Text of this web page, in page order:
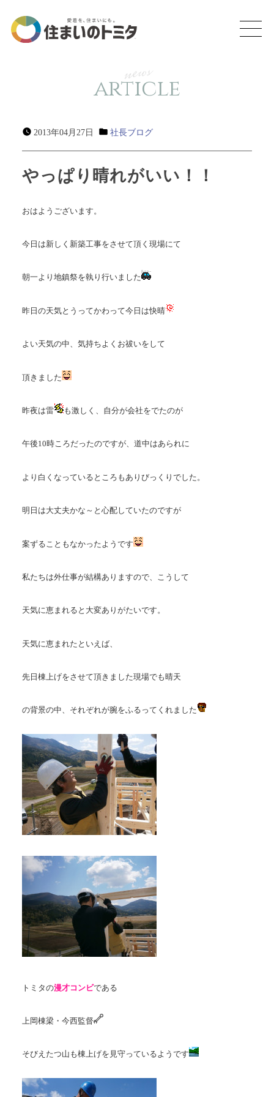
news
article
2013年04月27日 社長ブログ
やっぱり晴れがいい！！
おはようございます。
今日は新しく新築工事をさせて頂く現場にて
朝一より地鎮祭を執り行いました
昨日の天気とうってかわって今日は快晴
よい天気の中、気持ちよくお祓いをして
頂きました
昨夜は雷 も激しく、自分が会社をでたのが
午後10時ころだったのですが、道中はあられに
より白くなっているところもありびっくりでした。
明日は大丈夫かな～と心配していたのですが
案ずることもなかったようです
私たちは外仕事が結構ありますので、こうして
天気に恵まれると大変ありがたいです。
天気に恵まれたといえば、
先日棟上げをさせて頂きました現場でも晴天
の背景の中、それぞれが腕をふるってくれました
トミタの漫才コンビである
上岡棟梁・今西監督
そびえたつ山も棟上げを見守っているようです